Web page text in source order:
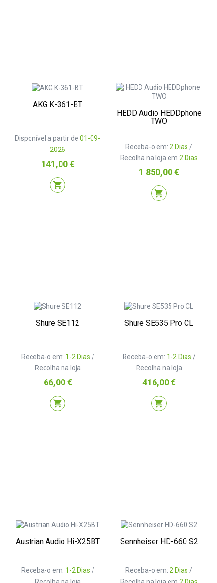
AKG K-361-BT
Disponível a partir de 01-09-
2026
Preço
141,00 €
shopping_cart
HEDD Audio HEDDphone
TWO
Receba-o em: 2 Dias /
Recolha na loja em 2 Dias
Preço
1 850,00 €
shopping_cart
Shure SE112
Receba-o em: 1-2 Dias /
Recolha na loja
Preço
66,00 €
shopping_cart
Shure SE535 Pro CL
Receba-o em: 1-2 Dias /
Recolha na loja
Preço
416,00 €
shopping_cart
Austrian Audio Hi-X25BT
Receba-o em: 1-2 Dias /
Sennheiser HD-660 S2
Receba-o em: 2 Dias /